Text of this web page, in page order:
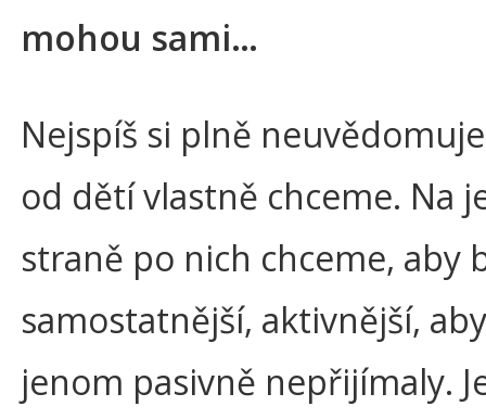
mohou sami…
Nejspíš si plně
od dětí vlastně chceme. Na
straně po nich chceme, aby
samostatnější, aktivnější,
jenom pasivně nepřijímaly.